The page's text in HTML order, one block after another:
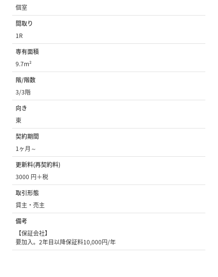
個室
間取り
1R
専有面積
9.7m²
階/階数
3/3階
向き
東
契約期間
1ヶ月～
更新料(再契約料)
3000 円＋税
取引形態
貸主・売主
備考
【保証会社】
要加入。2年目以降保証料10,000円/年